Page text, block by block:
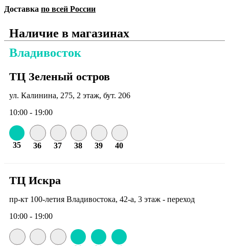
Доставка по всей России
Наличие в магазинах
Владивосток
ТЦ Зеленый остров
ул. Калинина, 275, 2 этаж, бут. 206
10:00 - 19:00
35 36 37 38 39 40
ТЦ Искра
пр-кт 100-летия Владивостока, 42-а, 3 этаж - переход
10:00 - 19:00